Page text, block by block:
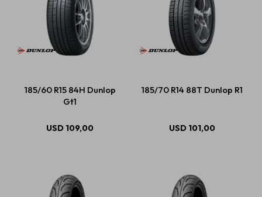
185/60 R15 84H Dunlop
Gt1
USD 109,00
185/70 R14 88T Dunlop R1
USD 101,00
Repuestos